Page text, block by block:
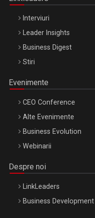
Interviuri
Leader Insights
Business Digest
Stiri
Evenimente
CEO Conference
Alte Evenimente
Business Evolution
Webinarii
Despre noi
LinkLeaders
Business Development